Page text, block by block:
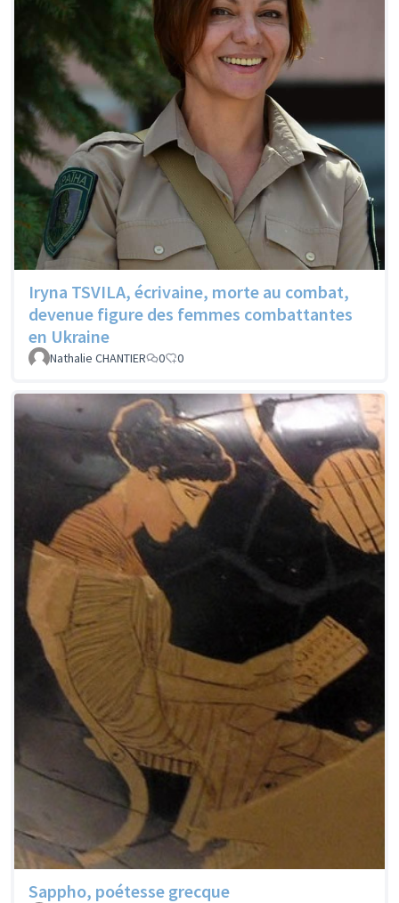
Iryna TSVILA, écrivaine, morte au combat,
devenue figure des femmes combattantes
en Ukraine
Nathalie CHANTIER 0 0
Sappho, poétesse grecque